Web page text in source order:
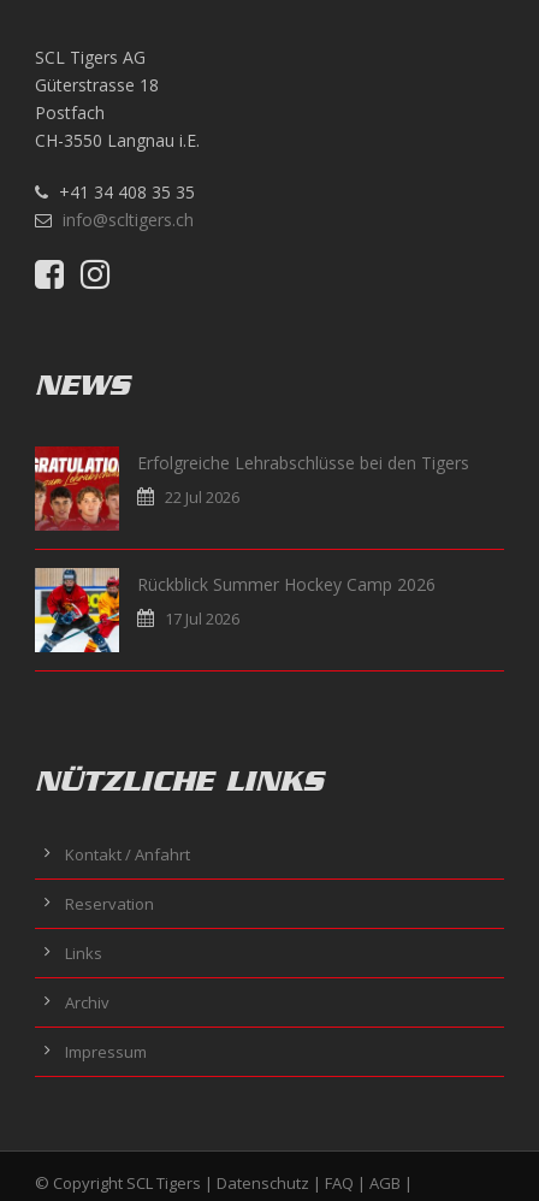
SCL Tigers AG
Güterstrasse 18
Postfach
CH-3550 Langnau i.E.
+41 34 408 35 35
info@scltigers.ch
NEWS
Erfolgreiche Lehrabschlüsse bei den Tigers
22 Jul 2026
Rückblick Summer Hockey Camp 2026
17 Jul 2026
NÜTZLICHE LINKS
Kontakt / Anfahrt
Reservation
Links
Archiv
Impressum
© Copyright SCL Tigers | Datenschutz | FAQ | AGB |